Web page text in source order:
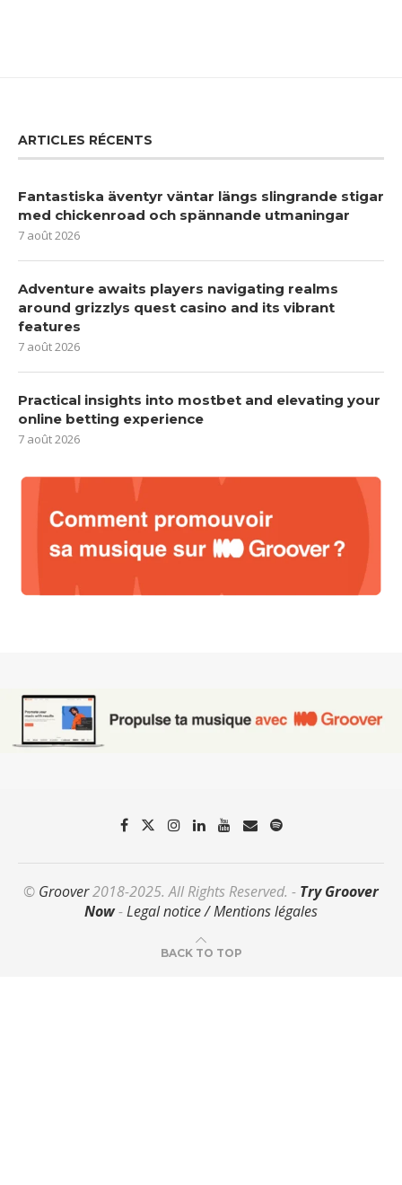
ARTICLES RÉCENTS
Fantastiska äventyr väntar längs slingrande stigar
med chickenroad och spännande utmaningar
7 août 2026
Adventure awaits players navigating realms
around grizzlys quest casino and its vibrant
features
7 août 2026
Practical insights into mostbet and elevating your
online betting experience
7 août 2026
© Groover2018-2025. All Rights Reserved. - Try Groover
Now-Legal notice / Mentions légales
BACK TO TOP